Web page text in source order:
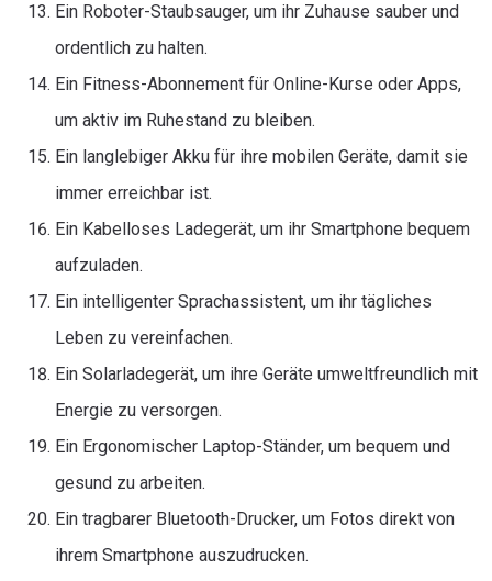
Ein Roboter-Staubsauger, um ihr Zuhause sauber und
ordentlich zu halten.
Ein Fitness-Abonnement für Online-Kurse oder Apps,
um aktiv im Ruhestand zu bleiben.
Ein langlebiger Akku für ihre mobilen Geräte, damit sie
immer erreichbar ist.
Ein Kabelloses Ladegerät, um ihr Smartphone bequem
aufzuladen.
Ein intelligenter Sprachassistent, um ihr tägliches
Leben zu vereinfachen.
Ein Solarladegerät, um ihre Geräte umweltfreundlich mit
Energie zu versorgen.
Ein Ergonomischer Laptop-Ständer, um bequem und
gesund zu arbeiten.
Ein tragbarer Bluetooth-Drucker, um Fotos direkt von
ihrem Smartphone auszudrucken.